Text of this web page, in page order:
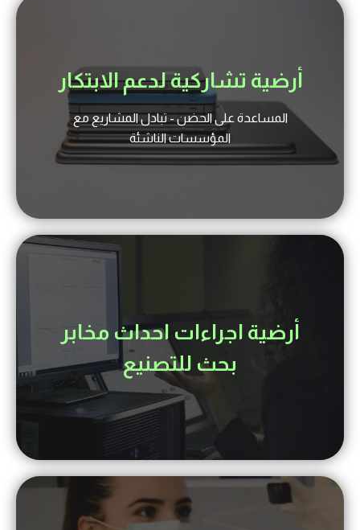
أرضية تشاركية لدعم الابتكار
المساعدة على الحضن - تبادل المشاريع مع
المؤسسات الناشئة
أرضية اجراءات احداث مخابر
بحث للتصنيع